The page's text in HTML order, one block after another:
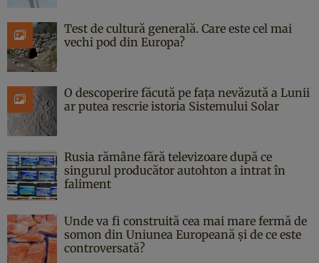
Test de cultură generală. Care este cel mai
vechi pod din Europa?
O descoperire făcută pe fața nevăzută a Lunii
ar putea rescrie istoria Sistemului Solar
Rusia rămâne fără televizoare după ce
singurul producător autohton a intrat în
faliment
Unde va fi construită cea mai mare fermă de
somon din Uniunea Europeană și de ce este
controversată?